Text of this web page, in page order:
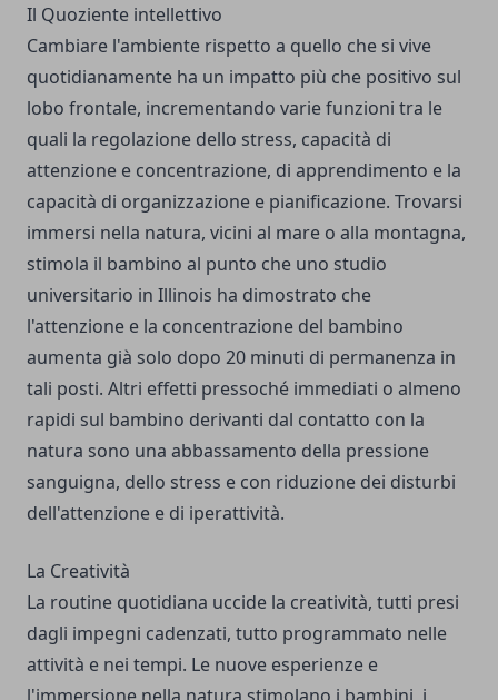
Il Quoziente intellettivo
Cambiare l'ambiente rispetto a quello che si vive
quotidianamente ha un impatto più che positivo sul
lobo frontale, incrementando varie funzioni tra le
quali la regolazione dello stress, capacità di
attenzione e concentrazione, di apprendimento e la
capacità di organizzazione e pianificazione. Trovarsi
immersi nella natura, vicini al mare o alla montagna,
stimola il bambino al punto che uno studio
universitario in Illinois ha dimostrato che
l'attenzione e la concentrazione del bambino
aumenta già solo dopo 20 minuti di permanenza in
tali posti. Altri effetti pressoché immediati o almeno
rapidi sul bambino derivanti dal contatto con la
natura sono una abbassamento della pressione
sanguigna, dello stress e con riduzione dei disturbi
dell'attenzione e di iperattività.
La Creatività
La routine quotidiana uccide la creatività, tutti presi
dagli impegni cadenzati, tutto programmato nelle
attività e nei tempi. Le nuove esperienze e
l'immersione nella natura stimolano i bambini, i